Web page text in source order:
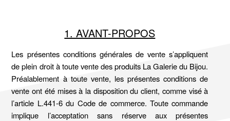
1. AVANT-PROPOS
Les présentes conditions générales de vente s’appliquent
de plein droit à toute vente des produits La Galerie du Bijou.
Préalablement à toute vente, les présentes conditions de
vente ont été mises à la disposition du client, comme visé à
l’article L.441-6 du Code de commerce. Toute commande
implique l’acceptation sans réserve aux présentes